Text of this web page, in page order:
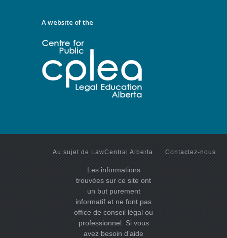
A website of the
Au sujet de LawCentral Alberta Contactez-nous
Les informations
trouvées sur ce site ont
un but purement
informatif et ne font pas
office de conseil légal ou
professionnel. Si vous
avez besoin d’aide